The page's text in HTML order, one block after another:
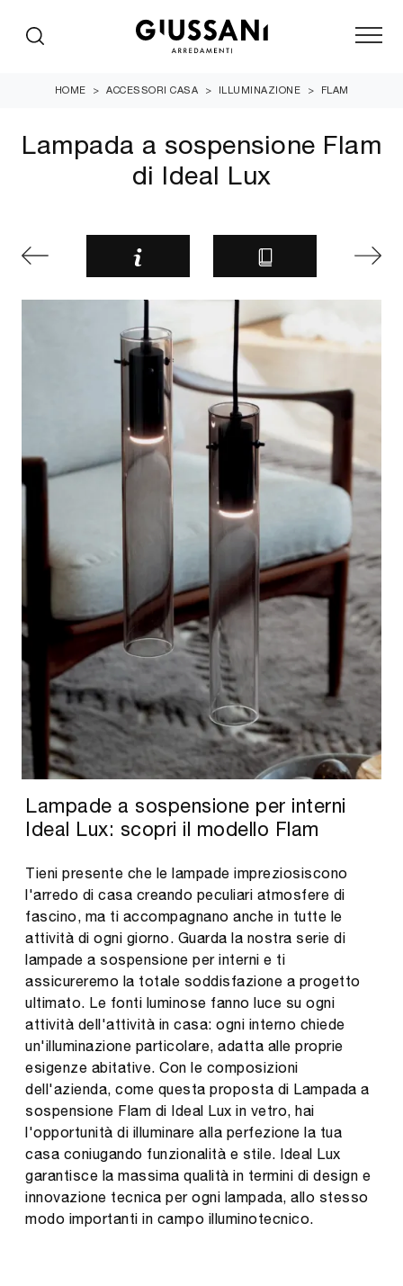
HOME > ACCESSORI CASA > ILLUMINAZIONE > FLAM
Lampada a sospensione Flam
di Ideal Lux
Lampade a sospensione per interni
Ideal Lux: scopri il modello Flam
Tieni presente che le lampade impreziosiscono
l'arredo di casa creando peculiari atmosfere di
fascino, ma ti accompagnano anche in tutte le
attività di ogni giorno. Guarda la nostra serie di
lampade a sospensione per interni e ti
assicureremo la totale soddisfazione a progetto
ultimato. Le fonti luminose fanno luce su ogni
attività dell'attività in casa: ogni interno chiede
un'illuminazione particolare, adatta alle proprie
esigenze abitative. Con le composizioni
dell'azienda, come questa proposta di Lampada a
sospensione Flam di Ideal Lux in vetro, hai
l'opportunità di illuminare alla perfezione la tua
casa coniugando funzionalità e stile. Ideal Lux
garantisce la massima qualità in termini di design e
innovazione tecnica per ogni lampada, allo stesso
modo importanti in campo illuminotecnico.